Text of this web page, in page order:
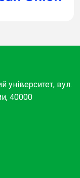
університет, вул.
40000